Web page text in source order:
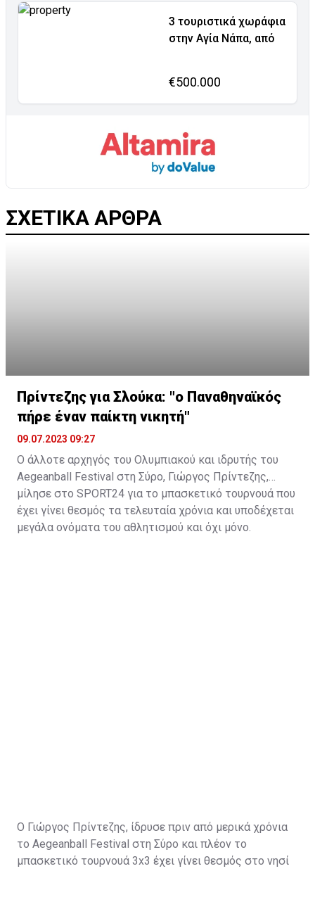
3 τουριστικά χωράφια
στην Αγία Νάπα, από
€500.000
ΣΧΕΤΙΚΑ ΑΡΘΡΑ
Πρίντεζης για Σλούκα: "ο Παναθηναϊκός
πήρε έναν παίκτη νικητή"
09.07.2023 09:27
Ο άλλοτε αρχηγός του Ολυμπιακού και ιδρυτής του
Aegeanball Festival στη Σύρο, Γιώργος Πρίντεζης,
μίλησε στο SPORT24 για το μπασκετικό τουρνουά που
έχει γίνει θεσμός τα τελευταία χρόνια και υποδέχεται
μεγάλα ονόματα του αθλητισμού και όχι μόνο.
Ο Γιώργος Πρίντεζης, ίδρυσε πριν από μερικά χρόνια
το Aegeanball Festival στη Σύρο και πλέον το
μπασκετικό τουρνουά 3x3 έχει γίνει θεσμός στο νησί